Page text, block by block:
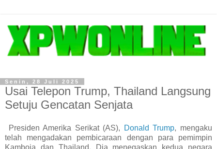
Senin, 28 Juli 2025
Usai Telepon Trump, Thailand Langsung
Setuju Gencatan Senjata
Presiden Amerika Serikat (AS), Donald Trump, mengaku
telah mengadakan pembicaraan dengan para pemimpin
Kamboja dan Thailand. Dia menegaskan kedua negara